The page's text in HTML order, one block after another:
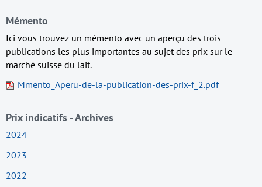
Mémento
Ici vous trouvez un mémento avec un aperçu des trois
publications les plus importantes au sujet des prix sur le
marché suisse du lait.
Mmento_Aperu-de-la-publication-des-prix-f_2.pdf
Prix indicatifs - Archives
2024
2023
2022